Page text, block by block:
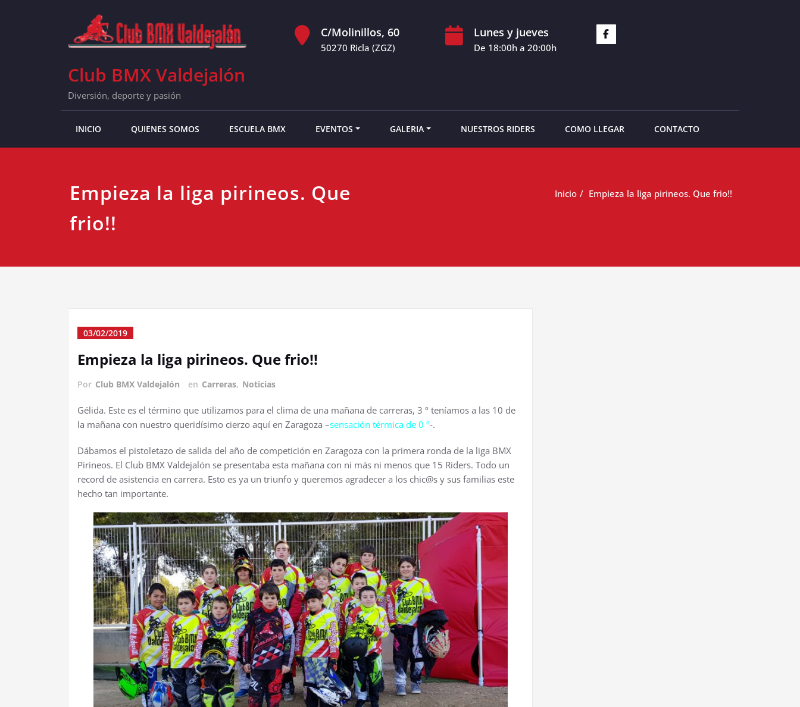
Club BMX Valdejalón
Diversión, deporte y pasión
C/Molinillos, 60
50270 Ricla (ZGZ)
Lunes y jueves
De 18:00h a 20:00h
INICIO QUIENES SOMOS ESCUELA BMX EVENTOS GALERIA NUESTROS RIDERS COMO LLEGAR CONTACTO
Empieza la liga pirineos. Que
frio!!
Inicio Empieza la liga pirineos. Que frio!!
03/02/2019
Empieza la liga pirineos. Que frio!!
Por Club BMX Valdejalón en Carreras, Noticias
Gélida. Este es el término que utilizamos para el clima de una mañana de carreras, 3 º teníamos a las 10 de
la mañana con nuestro queridísimo cierzo aquí en Zaragoza –sensación térmica de 0 º-.
Dábamos el pistoletazo de salida del año de competición en Zaragoza con la primera ronda de la liga BMX
Pirineos. El Club BMX Valdejalón se presentaba esta mañana con ni más ni menos que 15 Riders. Todo un
record de asistencia en carrera. Esto es ya un triunfo y queremos agradecer a los chic@s y sus familias este
hecho tan importante.